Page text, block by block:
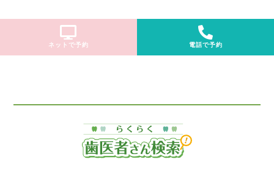
ネットで予約 電話で予約